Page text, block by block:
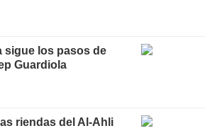
sigue los pasos de
Guardiola
riendas del Al-Ahli